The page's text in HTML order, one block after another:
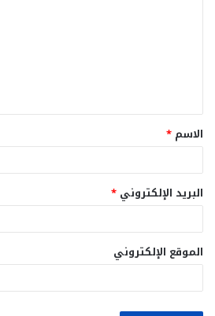
ق
*
الاسم *
البريد الإلكتروني *
الموقع الإلكتروني